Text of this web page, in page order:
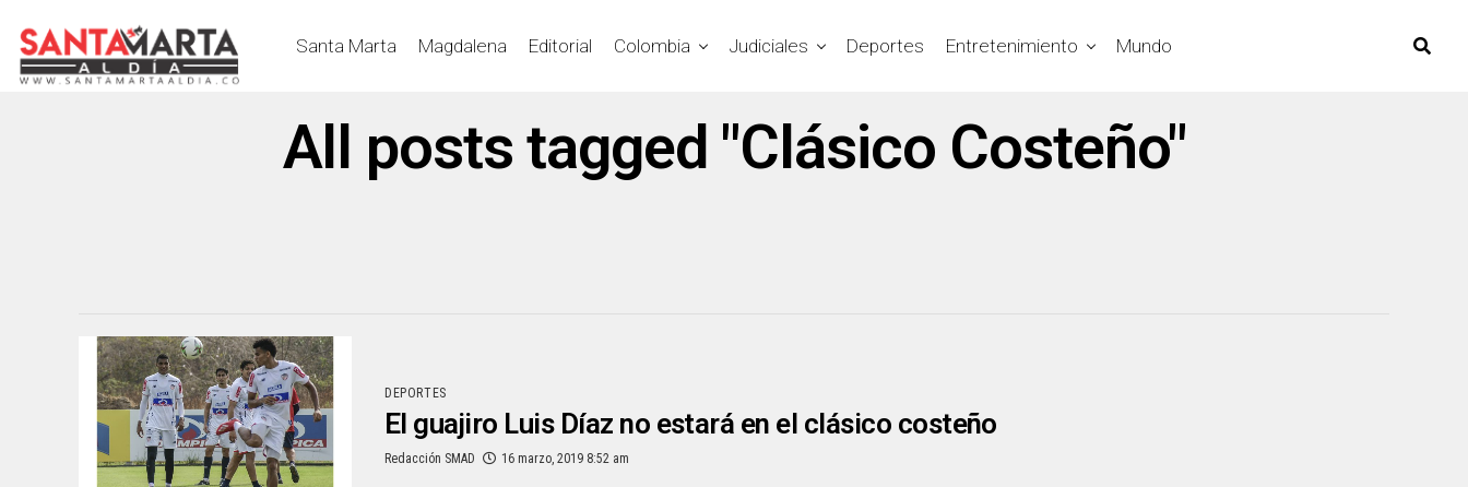
Santa Marta Magdalena Editorial Colombia Judiciales Deportes Entretenimiento Mundo
All posts tagged "Clásico Costeño"
DEPORTES
El guajiro Luis Díaz no estará en el clásico costeño
Redacción SMAD 16 marzo, 2019 8:52 am